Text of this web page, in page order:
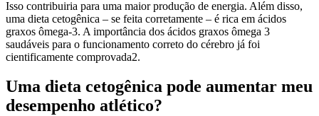
Isso contribuiria para uma maior produção de energia. Além disso,
uma dieta cetogênica – se feita corretamente – é rica em ácidos
graxos ômega-3. A importância dos ácidos graxos ômega 3
saudáveis ​​para o funcionamento correto do cérebro já foi
cientificamente comprovada2.
Uma dieta cetogênica pode aumentar meu
desempenho atlético?